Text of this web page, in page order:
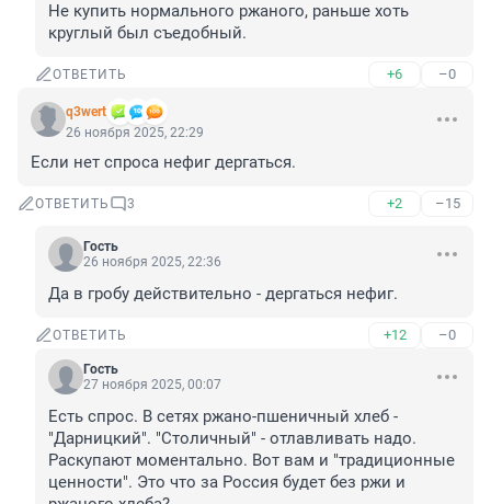
Не купить нормального ржаного, раньше хоть
круглый был съедобный.
ОТВЕТИТЬ +6 –0
q3wert
26 ноября 2025, 22:29
Если нет спроса нефиг дергаться.
ОТВЕТИТЬ 3 +2 –15
Гость
26 ноября 2025, 22:36
Да в гробу действительно - дергаться нефиг.
ОТВЕТИТЬ +12 –0
Гость
27 ноября 2025, 00:07
Есть спрос. В сетях ржано-пшеничный хлеб -
"Дарницкий". "Столичный" - отлавливать надо.
Раскупают моментально. Вот вам и "традиционные
ценности". Это что за Россия будет без ржи и